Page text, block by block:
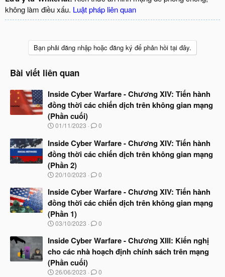
không làm điều xấu. Luật pháp liên quan
Bạn phải đăng nhập hoặc đăng ký để phản hồi tại đây.
Bài viết liên quan
Inside Cyber Warfare - Chương XIV: Tiến hành
đồng thời các chiến dịch trên không gian mạng
(Phần cuối)
N
à
y
b
ắ
t
ầ
u
01/11/2023 0
Inside Cyber Warfare - Chương XIV: Tiến hành
đồng thời các chiến dịch trên không gian mạng
(Phần 2)
N
à
b
ắ
t
ầ
u
20/10/2023 0
Inside Cyber Warfare - Chương XIV: Tiến hành
đồng thời các chiến dịch trên không gian mạng
(Phần 1)
N
à
b
ắ
t
03/10/2023 0
Inside Cyber Warfare - Chương XIII: Kiến nghị
cho các nhà hoạch định chính sách trên mạng
(Phần cuối)
N
26/06/2023 0